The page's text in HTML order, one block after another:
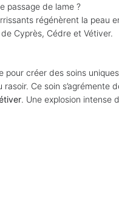
passage de lame ?
régénèrent la peau
Cyprès, Cédre et Vétiver.
créer des soins
Ce soin s’agrémente
. Une explosion intense